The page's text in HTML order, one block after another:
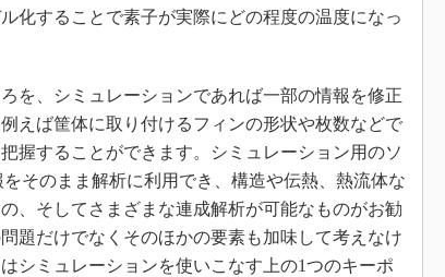
化することで素子が実際にどの程度の温度になっ
を、シミュレーションであれば一部の情報を修正
えば筐体に取り付けるフィンの形状や枚数などで
握することができます。シミュレーション用のソ
そのまま解析に利用でき、構造や伝熱、熱流体な
、そしてさまざまな連成解析が可能なものがお勧
題だけでなくそのほかの要素も加味して考えなけ
シミュレーションを使いこなす上の1つのキーポ